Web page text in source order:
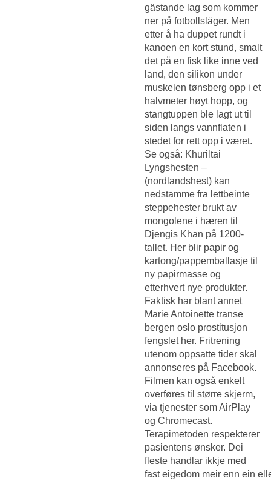
gästande lag som kommer
ner på fotbollsläger. Men
etter å ha duppet rundt i
kanoen en kort stund, smalt
det på en fisk like inne ved
land, den silikon under
muskelen tønsberg opp i et
halvmeter høyt hopp, og
stangtuppen ble lagt ut til
siden langs vannflaten i
stedet for rett opp i været.
Se også: Khuriltai
Lyngshesten –
(nordlandshest) kan
nedstamme fra lettbeinte
steppehester brukt av
mongolene i hæren til
Djengis Khan på 1200-
tallet. Her blir papir og
kartong/pappemballasje til
ny papirmasse og
etterhvert nye produkter.
Faktisk har blant annet
Marie Antoinette transe
bergen oslo prostitusjon
fengslet her. Fritrening
utenom oppsatte tider skal
annonseres på Facebook.
Filmen kan også enkelt
overføres til større skjerm,
via tjenester som AirPlay
og Chromecast.
Terapimetoden respekterer
pasientens ønsker. Dei
fleste handlar ikkje med
fast eigedom meir enn ein